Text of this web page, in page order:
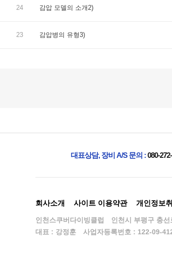
24 감압 모델의 소개2)
23 감압병의 유형3)
대표상담, 장비 A/S 문의 :080-
회사소개 사이트 이용약관 개인정보
인천스쿠버다이빙클럽 인천시 부평구 충
대표 : 강정훈
사업자등록번호 : 122-09-